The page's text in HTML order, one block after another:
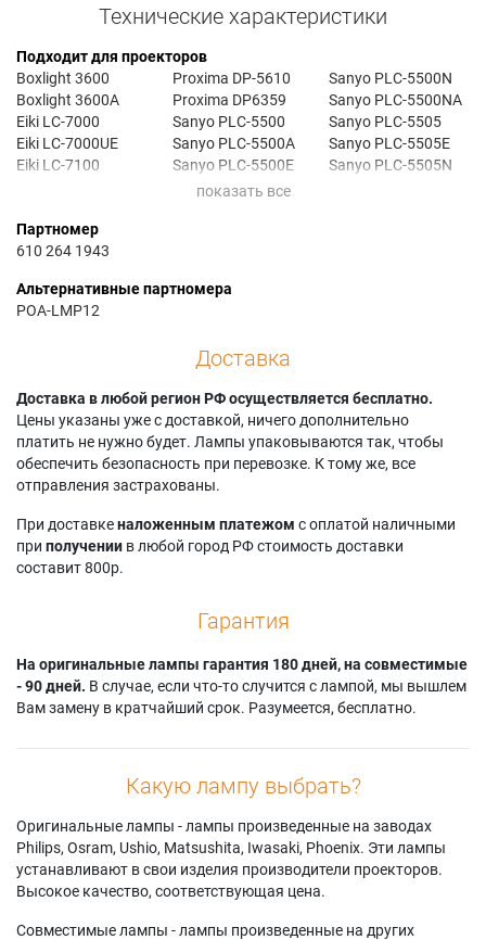
Технические характеристики
Подходит для проекторов
Boxlight 3600
Boxlight 3600A
Eiki LC-7000
Eiki LC-7000UE
Eiki LC-7100
Proxima DP-5610
Proxima DP6359
Sanyo PLC-5500
Sanyo PLC-5500A
Sanyo PLC-5500E
Sanyo PLC-5500EA
Sanyo PLC-5500N
Sanyo PLC-5500NA
Sanyo PLC-5505
Sanyo PLC-5505E
Sanyo PLC-5505N
Партномер
610 264 1943
Альтернативные партномера
POA-LMP12
Доставка
Доставка в любой регион РФ осуществляется бесплатно.
Цены указаны уже с доставкой, ничего дополнительно
платить не нужно будет. Лампы упаковываются так, чтобы
обеспечить безопасность при перевозке. К тому же, все
отправления застрахованы.
При доставкеналоженным платежом с оплатой наличными
при получении в любой город РФ стоимость доставки
составит 800р.
Гарантия
На оригинальные лампы гарантия 180 дней, на совместимые
- 90 дней. В случае, если что-то случится с лампой, мы вышлем
Вам замену в кратчайший срок. Разумеется, бесплатно.
Какую лампу выбрать?
Оригинальные лампы - лампы произведенные на заводах
Philips, Osram, Ushio, Matsushita, Iwasaki, Phoenix. Эти лампы
устанавливают в свои изделия производители проекторов.
Высокое качество, соответствующая цена.
Совместимые лампы - лампы произведенные на других